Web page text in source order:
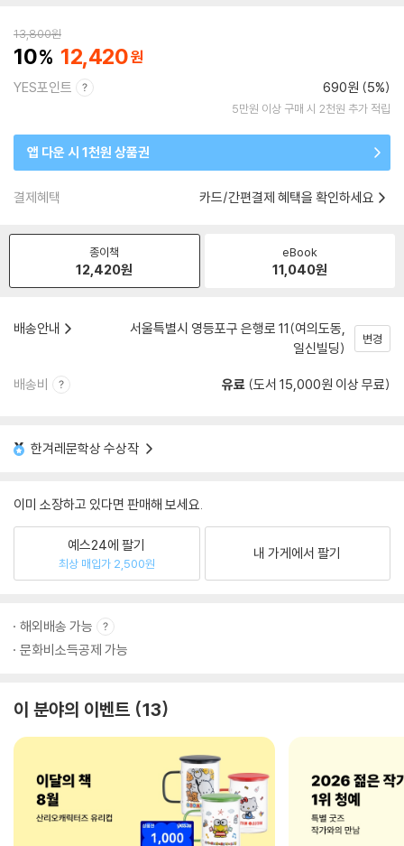
13,800원
10 12,420
YES포인트 690원 (5%)
5만원 이상 구매 시 2천원 추가 적립
앱 다운 시 1천원 상품권
결제혜택 카드/간편결제 혜택을 확인하세요
종이책
12,420원
eBook
11,040원
배송안내
서울특별시 영등포구 은행로 11(여의도동,
일신빌딩)
변경
배송비 유료 (도서 15,000원 이상 무료)
한겨레문학상 수상작
이미 소장하고 있다면 판매해 보세요.
예스24에 팔기
최상 매입가 2,500원
내 가게에서 팔기
해외배송 가능
문화비소득공제 가능
이 분야의 이벤트 13